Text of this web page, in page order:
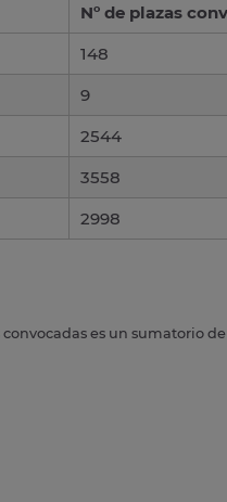
Nº de plazas
148
9
2544
3558
2998
es un sumatorio